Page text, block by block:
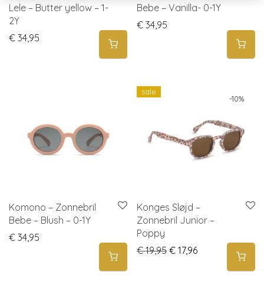
Lele – Butter yellow – 1-
2Y
€ 34,95
Bebe – Vanilla- 0-1Y
€ 34,95
Komono – Zonnebril
Bebe – Blush – 0-1Y
€ 34,95
-10%
sale
Konges Sløjd –
Zonnebril Junior –
Poppy
€19,95 Original price was: €
€ 17,96Current price